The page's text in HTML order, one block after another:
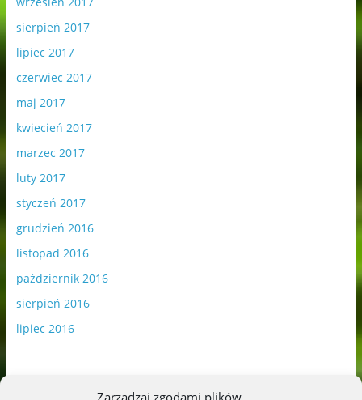
Zarządzaj zgodami plików
sierpień 2017
lipiec 2017
czerwiec 2017
maj 2017
kwiecień 2017
marzec 2017
luty 2017
styczeń 2017
grudzień 2016
listopad 2016
październik 2016
sierpień 2016
lipiec 2016